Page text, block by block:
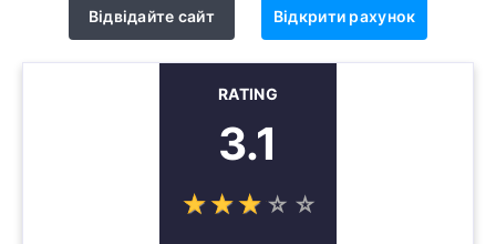
Відвідайте сайт Відкрити рахунок
RATING
3.1
☆☆☆☆ ☆
★★★★ ★